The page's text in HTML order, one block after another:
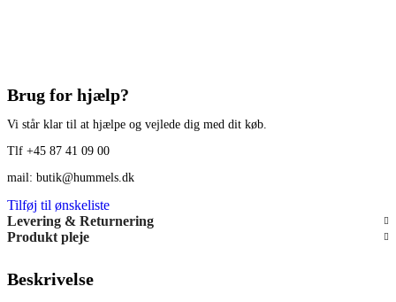
Brug for hjælp?
Vi står klar til at hjælpe og vejlede dig med dit køb.
Tlf +45 87 41 09 00
mail: butik@hummels.dk
Tilføj til ønskeliste
Levering & Returnering
Produkt pleje
Beskrivelse